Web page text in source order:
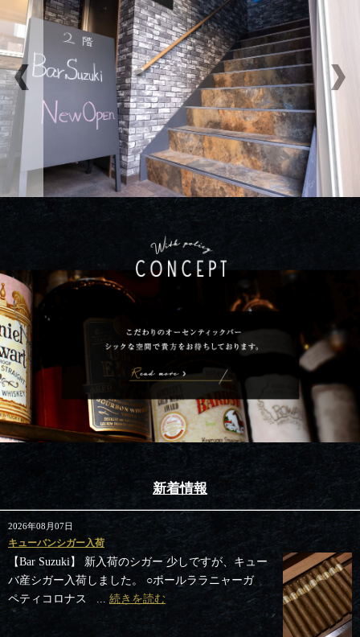
新着情報
2026年08月07日
キューバンシガー入荷
【Bar Suzuki】 新入荷のシガー 少しですが、キュー
バ産シガー入荷しました。 ○ポールララニャーガ
ペティコロナス ... 続きを読む